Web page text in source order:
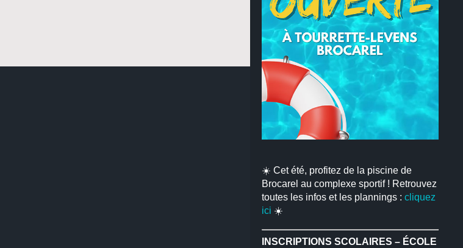
☀️ Cet été, profitez de la piscine de
Brocarel au complexe sportif ! Retrouvez
toutes les infos et les plannings : cliquez
ici ☀️
INSCRIPTIONS SCOLAIRES – ÉCOLE